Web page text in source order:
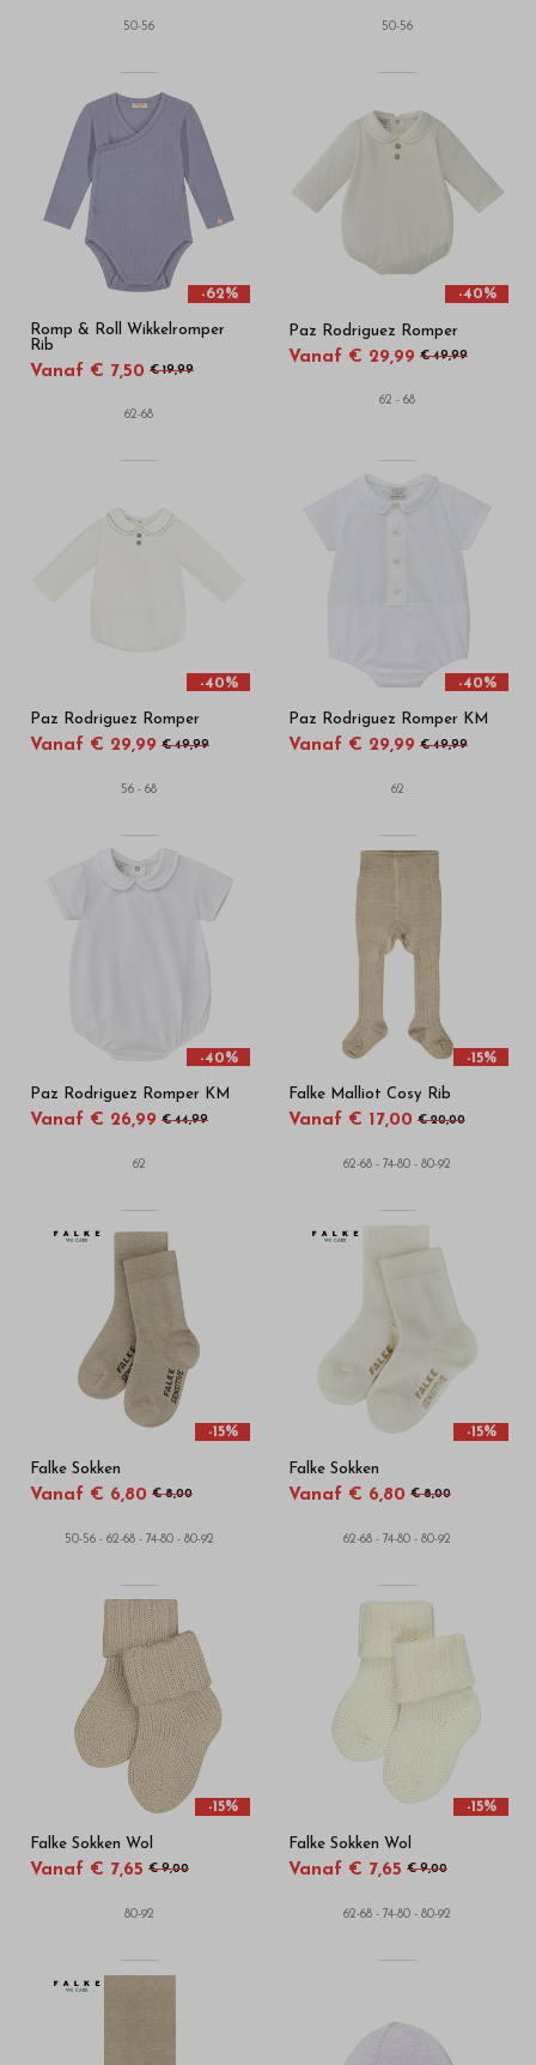
50-56 50-56
-62%
Romp & Roll Wikkelromper
Rib
Vanaf € 7,50 € 19,99
62-68
-40%
Paz Rodriguez Romper
Vanaf € 29,99 € 49,99
62 - 68
-40%
Paz Rodriguez Romper
Vanaf € 29,99 € 49,99
56 - 68
-40%
Paz Rodriguez Romper KM
Vanaf € 29,99 € 49,99
62
-40%
Paz Rodriguez Romper KM
Vanaf € 26,99 € 44,99
62
-15%
Falke Malliot Cosy Rib
Vanaf € 17,00 € 20,00
62-68 - 74-80 - 80-92
-15%
Falke Sokken
Vanaf € 6,80 € 8,00
50-56 - 62-68 - 74-80 - 80-92
-15%
Falke Sokken
Vanaf € 6,80 € 8,00
62-68 - 74-80 - 80-92
-15%
Falke Sokken Wol
Vanaf € 7,65 € 9,00
80-92
-15%
Falke Sokken Wol
Vanaf € 7,65 € 9,00
62-68 - 74-80 - 80-92